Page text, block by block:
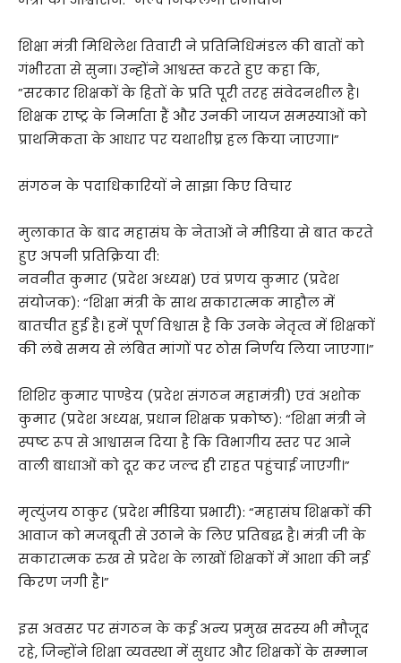
​शिक्षा मंत्री मिथिलेश तिवारी ने प्रतिनिधिमंडल की बातों को
गंभीरता से सुना। उन्होंने आश्वस्त करते हुए कहा कि,
​”सरकार शिक्षकों के हितों के प्रति पूरी तरह संवेदनशील है।
शिक्षक राष्ट्र के निर्माता हैं और उनकी जायज समस्याओं को
प्राथमिकता के आधार पर यथाशीघ्र हल किया जाएगा।”
संगठन के पदाधिकारियों ने साझा किए विचार
​मुलाकात के बाद महासंघ के नेताओं ने मीडिया से बात करते
हुए अपनी प्रतिक्रिया दी:
​नवनीत कुमार (प्रदेश अध्यक्ष) एवं प्रणय कुमार (प्रदेश
संयोजक): “शिक्षा मंत्री के साथ सकारात्मक माहौल में
बातचीत हुई है। हमें पूर्ण विश्वास है कि उनके नेतृत्व में शिक्षकों
की लंबे समय से लंबित मांगों पर ठोस निर्णय लिया जाएगा।”
​शिशिर कुमार पाण्डेय (प्रदेश संगठन महामंत्री) एवं अशोक
कुमार (प्रदेश अध्यक्ष, प्रधान शिक्षक प्रकोष्ठ): “शिक्षा मंत्री ने
स्पष्ट रूप से आश्वासन दिया है कि विभागीय स्तर पर आने
वाली बाधाओं को दूर कर जल्द ही राहत पहुंचाई जाएगी।”
​मृत्युंजय ठाकुर (प्रदेश मीडिया प्रभारी): “महासंघ शिक्षकों की
आवाज को मजबूती से उठाने के लिए प्रतिबद्ध है। मंत्री जी के
सकारात्मक रुख से प्रदेश के लाखों शिक्षकों में आशा की नई
किरण जगी है।”
​इस अवसर पर संगठन के कई अन्य प्रमुख सदस्य भी मौजूद
रहे, जिन्होंने शिक्षा व्यवस्था में सुधार और शिक्षकों के सम्मान